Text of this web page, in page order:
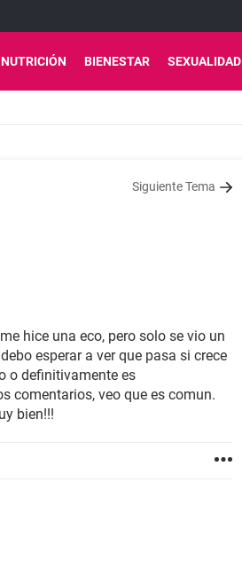
NUTRICIÓN BIENESTAR SEXUALIDAD
Siguiente Tema
hice una eco, pero solo se vio un
esperar a ver que pasa si crece
o definitivamente es
comentarios, veo que es comun.
bien!!!